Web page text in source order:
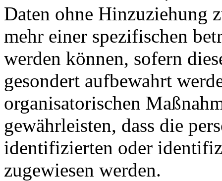
Daten ohne Hinzuziehung
mehr einer spezifischen
werden können, sofern
gesondert aufbewahrt
organisatorischen
gewährleisten, dass die
identifizierten oder
zugewiesen werden.